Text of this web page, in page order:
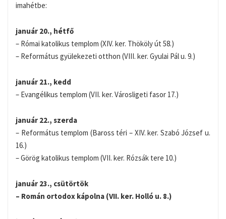
imahétbe:
január 20., hétfő
– Római katolikus templom (XIV. ker. Thököly út 58.)
– Református gyülekezeti otthon (VIII. ker. Gyulai Pál u. 9.)
január 21., kedd
– Evangélikus templom (VII. ker. Városligeti fasor 17.)
január 22., szerda
– Református templom (Baross téri – XIV. ker. Szabó József u.
16.)
– Görög katolikus templom (VII. ker. Rózsák tere 10.)
január 23., csütörtök
– Román ortodox kápolna (VII. ker. Holló u. 8.)